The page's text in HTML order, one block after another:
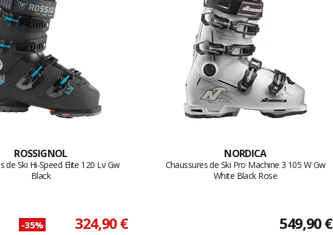
ROSSIGNOL
de Ski Hi-Speed Elite 120 Lv Gw
Black
-35% 324,90 €
NORDICA
Chaussures de Ski Pro Machine 3 105 W Gw
White Black Rose
549,90 €